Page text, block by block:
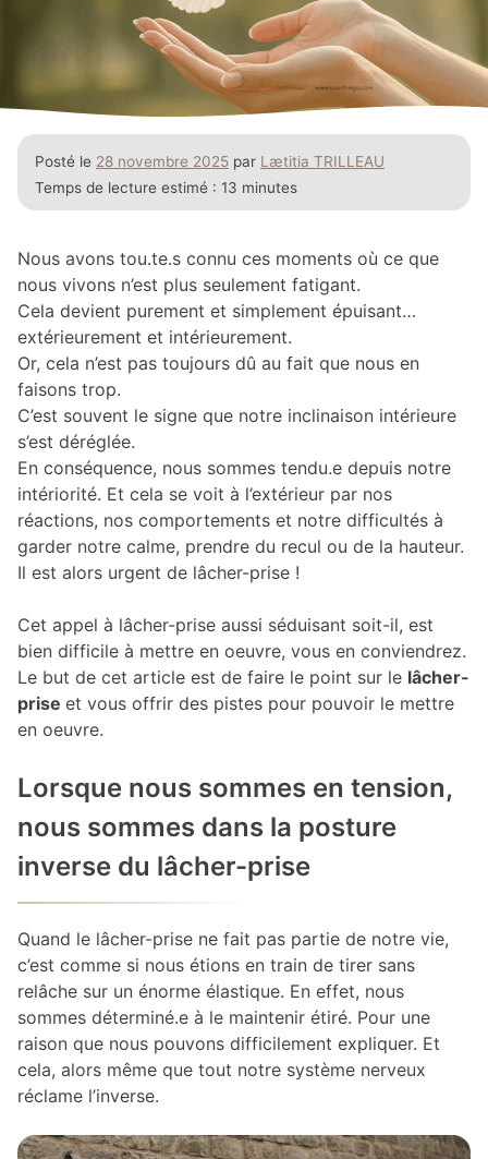
Posté le 28 novembre 2025 par Lætitia TRILLEAU
Temps de lecture estimé : 13 minutes
Nous avons tou.te.s connu ces moments où ce que
nous vivons n’est plus seulement fatigant.
Cela devient purement et simplement épuisant…
extérieurement et intérieurement.
Or, cela n’est pas toujours dû au fait que nous en
faisons trop.
C’est souvent le signe que notre inclinaison intérieure
s’est déréglée.
En conséquence, nous sommes tendu.e depuis notre
intériorité. Et cela se voit à l’extérieur par nos
réactions, nos comportements et notre difficultés à
garder notre calme, prendre du recul ou de la hauteur.
Il est alors urgent de lâcher-prise !
Cet appel à lâcher-prise aussi séduisant soit-il, est
bien difficile à mettre en oeuvre, vous en conviendrez.
Le but de cet article est de faire le point sur le lâcher-
prise et vous offrir des pistes pour pouvoir le mettre
en oeuvre.
Lorsque nous sommes en tension,
nous sommes dans la posture
inverse du lâcher-prise
Quand le lâcher-prise ne fait pas partie de notre vie,
c’est comme si nous étions en train de tirer sans
relâche sur un énorme élastique. En effet, nous
sommes déterminé.e à le maintenir étiré. Pour une
raison que nous pouvons difficilement expliquer. Et
cela, alors même que tout notre système nerveux
réclame l’inverse.